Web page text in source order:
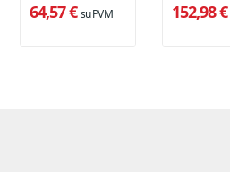
64,57 € su PVM 152,98 €